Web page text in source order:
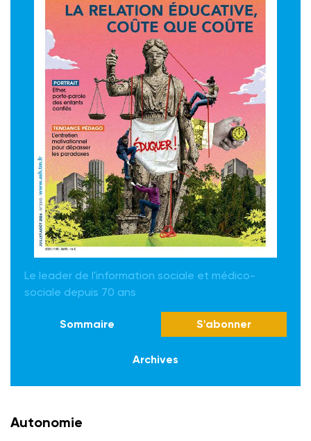
Le leader de l'information sociale et médico-
sociale depuis 70 ans
Sommaire S'abonner
Archives
Autonomie